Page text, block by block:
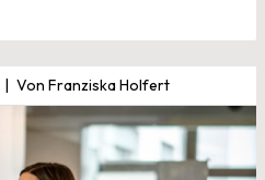
Von Franziska Holfert